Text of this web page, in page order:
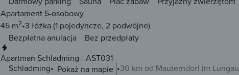
Apartament 5-osobowy
45 m2 3 łóżka(1 pojedyncze, 2 podwójne)
Bezpłatna anulacja
Bez przedpłaty
Apartman Schladming - AST031
Schladming
Pokaż na mapie
30 km od Mauterndorf im Lungau